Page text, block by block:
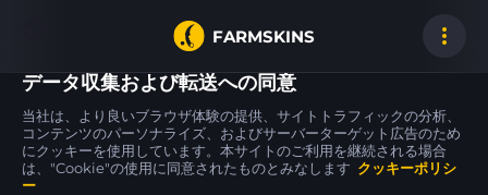
FARMSKINS
25
MAC-10
Pipsqueak WW 3
SSG 08
Mainframe 001 FT
M4A4
Magnesium
データ収集および転送への同意
当社は、より良いブラウザ体験の提供、サイトトラフィックの分析、
コンテンツのパーソナライズ、およびサーバーターゲット広告のため
にクッキーを使用しています。本サイトのご利用を継続される場合
は、"Cookie"の使用に同意されたものとみなします クッキーポリシ
ー